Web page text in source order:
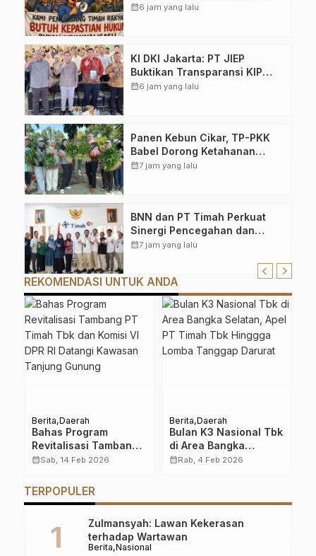
Komisi XII DPR Bambang
calendar_month6 jam yang lalu
KI DKI Jakarta: PT JIEP
Buktikan Transparansi KIP
Mampu Perkuat Tata Kelola
calendar_month6 jam yang lalu
Panen Kebun Cikar, TP-PKK
Babel Dorong Ketahanan
Pangan Dimulai dari
calendar_month7 jam yang lalu
BNN dan PT Timah Perkuat
Sinergi Pencegahan dan
Pemberantasan Narkoba
calendar_month7 jam yang lalu
REKOMENDASI UNTUK ANDA
Berita Daerah
Bahas Program
Revitalisasi Tambang
PT Timah Tbk dan
Datangi Kawasan
Tanjung Gunung
calendar_monthSab, 14 Feb 2026
Berita Daerah
Bulan K3 Nasional Tbk
di Area Bangka
Selatan, Apel PT
calendar_monthRab, 4 Feb 2026
TERPOPULER
Berita Nasional
Zulmansyah: Lawan Kekerasan
terhadap Wartawan